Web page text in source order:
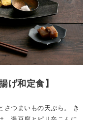
げ和定食】
つまいもの天ぷら。
き